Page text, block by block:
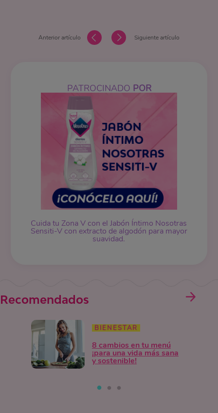
Anterior artículo Siguiente artículo
PATROCINADO POR
Cuida tu Zona V con el Jabón Íntimo Nosotras
Sensiti-V con extracto de algodón para mayor
suavidad.
Recomendados
BIENESTAR
8 cambios en tu menú
¡para una vida más sana
y sostenible!